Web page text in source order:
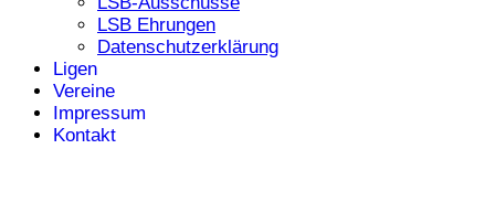
LSB Ehrungen
Datenschutzerklärung
Ligen
Vereine
Impressum
Kontakt